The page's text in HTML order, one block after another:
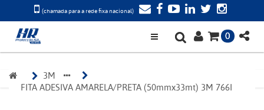
(chamada para a rede fixa nacional)
0
3M
FITA ADESIVA AMARELA/PRETA (50mmx33mt) 3M 766I